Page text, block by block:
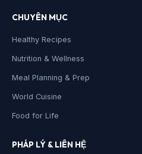
CHUYÊN MỤC
Healthy Recipes
Nutrition & Wellness
Meal Planning & Prep
World Cuisine
Food for Life
PHÁP LÝ & LIÊN HỆ